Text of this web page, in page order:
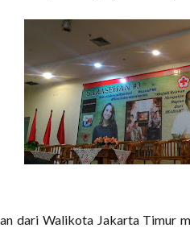
dari Walikota Jakarta Timur